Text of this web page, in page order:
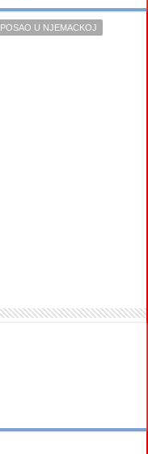
POSAO U NJEMACKOJ